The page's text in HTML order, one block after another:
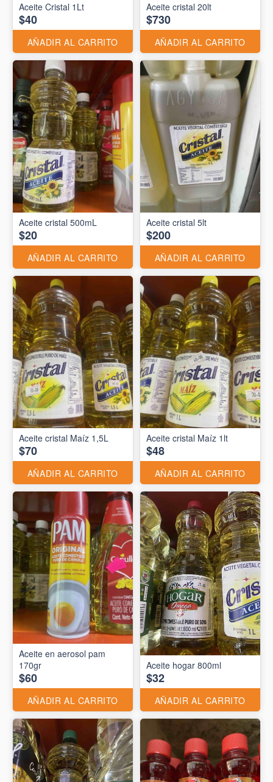
Aceite Cristal 1Lt
$40
AÑADIR AL CARRITO
Aceite cristal 20lt
$730
AÑADIR AL CARRITO
Aceite cristal 500mL
$20
AÑADIR AL CARRITO
Aceite cristal 5lt
$200
AÑADIR AL CARRITO
Aceite cristal Maíz 1,5L
$70
AÑADIR AL CARRITO
Aceite cristal Maíz 1lt
$48
AÑADIR AL CARRITO
Aceite en aerosol pam
170gr
$60
AÑADIR AL CARRITO
Aceite hogar 800ml
$32
AÑADIR AL CARRITO